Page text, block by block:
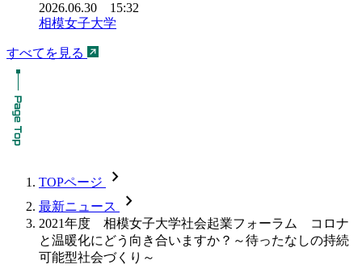
2026.06.30 15:32
相模女子大学
すべてを見る
TOPページ chevron_forward
最新ニュース chevron_forward
2021年度 相模女子大学社会起業フォーラム コロナ
と温暖化にどう向き合いますか？～待ったなしの持続
可能型社会づくり～